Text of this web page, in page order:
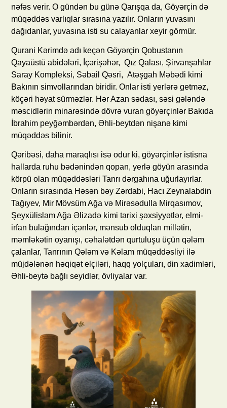
nəfəs verir. O gündən bu günə Qarışqa da, Göyərçin də
müqəddəs varlıqlar sırasına yazılır. Onların yuvasını
dağıdanlar, yuvasına isti su calayanlar xeyir görmür.
Qurani Kərimdə adı keçən Göyərçin Qobustanın
Qayaüstü abidələri, İçərişəhər, Qız Qalası, Şirvanşahlar
Saray Kompleksi, Səbail Qəsri, Atəşgah Məbədi kimi
Bakının simvollarından biridir. Onlar isti yerlərə getməz,
köçəri həyat sürməzlər. Hər Azan sədası, səsi gələndə
məscidlərin minarəsində dövrə vuran göyərçinlər Bakıda
İbrahim peyğəmbərdən, Əhli-beytdən nişanə kimi
müqəddəs bilinir.
Qəribəsi, daha maraqlısı isə odur ki, göyərçinlər istisna
hallarda ruhu bədənindən qopan, yerlə göyün arasında
körpü olan müqəddəsləri Tanrı dərgahına uğurlayırlar.
Onların sırasında Həsən bəy Zərdabi, Hacı Zeynalabdin
Tağıyev, Mir Mövsüm Ağa və Mirəsədulla Mirqasımov,
Şeyxülislam Ağa Əlizadə kimi tarixi şəxsiyyətlər, elmi-
irfan bulağından içənlər, mənsub olduqları millətin,
məmləkətin oyanışı, cəhalətdən qurtuluşu üçün qələm
çalanlar, Tanrının Qələm və Kəlam müqəddəsliyi ilə
müjdələnən həqiqət elçiləri, haqq yolçuları, din xadimləri,
Əhli-beytə bağlı seyidlər, övliyalar var.